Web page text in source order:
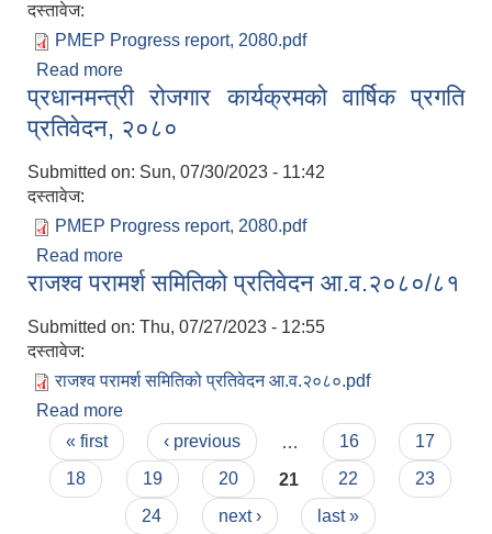
दस्तावेज:
PMEP Progress report, 2080.pdf
Read more
प्रतिवेदन, २०८०
प्रधानमन्त्री रोजगार कार्यक्रमको वार्षिक प्रगति
प्रतिवेदन, २०८०
Submitted on: Sun, 07/30/2023 - 11:42
दस्तावेज:
PMEP Progress report, 2080.pdf
Read more
प्रतिवेदन, २०८०
राजश्व परामर्श समितिको प्रतिवेदन आ.व.२०८०/८१
Submitted on: Thu, 07/27/2023 - 12:55
दस्तावेज:
राजश्व परामर्श समितिको प्रतिवेदन आ.व.२०८०.pdf
Read more
Pages
« first ‹ previous 16
17
18
19 20 21 22
23
24
next › last »